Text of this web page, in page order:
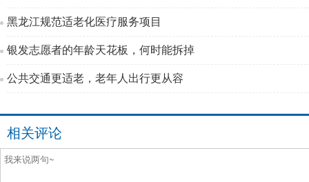
黑龙江规范适老化医疗服务项目
银发志愿者的年龄天花板，何时能拆掉
公共交通更适老，老年人出行更从容
相关评论